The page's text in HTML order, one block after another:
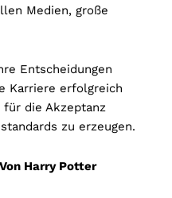
Medien, große
Entscheidungen
Karriere erfolgreich
die Akzeptanz
zu erzeugen.
Harry Potter